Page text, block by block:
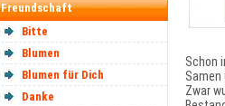
Freundschaft
Bitte
Blumen
Blumen für Dich
Danke
Schon
Zwar